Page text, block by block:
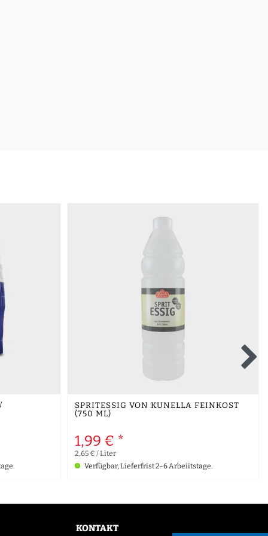
SPRITESSIG VON KUNELLA FEINKOST
(750 ML)
1,99 € *
2,65 € / Liter
Verfügbar, Lieferfrist 2-6 Arbeiitstage.
KONTAKT